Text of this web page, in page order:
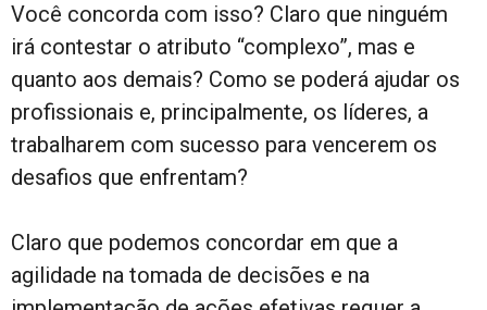
Você concorda com isso? Claro que ninguém
irá contestar o atributo “complexo”, mas e
quanto aos demais? Como se poderá ajudar os
profissionais e, principalmente, os líderes, a
trabalharem com sucesso para vencerem os
desafios que enfrentam?
Claro que podemos concordar em que a
agilidade na tomada de decisões e na